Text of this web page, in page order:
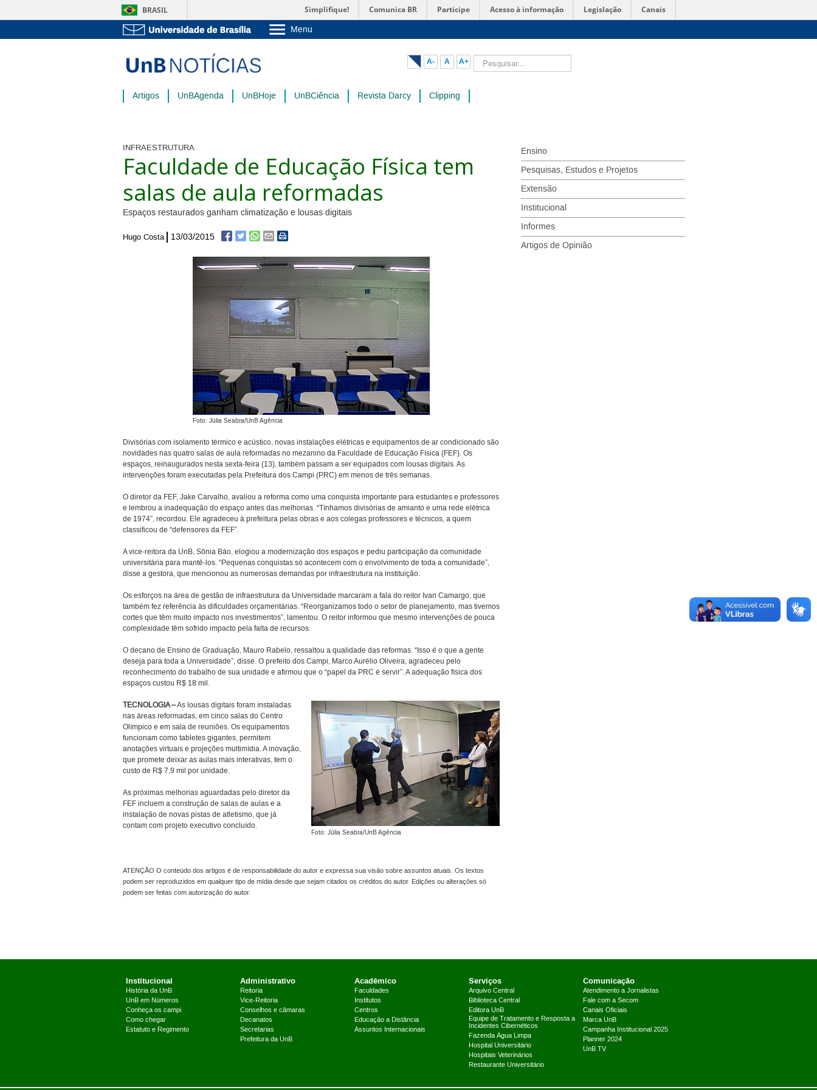
BRASIL Simplifique! Comunica BR Participe Acesso à informação Legislação Canais
Menu
Pós-Graduação
Administração
A- A A+ Pesquisar...
Artigos UnBAgenda UnBHoje UnBCiência Revista Darcy Clipping
INFRAESTRUTURA
Faculdade de Educação Física tem
salas de aula reformadas
Espaços restaurados ganham climatização e lousas digitais
Hugo Costa 13/03/2015
Foto: Júlia Seabra/UnB Agência
Divisórias com isolamento térmico e acústico, novas instalações elétricas e equipamentos de ar condicionado são
novidades nas quatro salas de aula reformadas no mezanino da Faculdade de Educação Física (FEF). Os
espaços, reinaugurados nesta sexta-feira (13), também passam a ser equipados com lousas digitais. As
intervenções foram executadas pela Prefeitura dos Campi (PRC) em menos de três semanas.
O diretor da FEF, Jake Carvalho, avaliou a reforma como uma conquista importante para estudantes e professores
e lembrou a inadequação do espaço antes das melhorias. “Tínhamos divisórias de amianto e uma rede elétrica
de 1974”, recordou. Ele agradeceu à prefeitura pelas obras e aos colegas professores e técnicos, a quem
classificou de “defensores da FEF”.
A vice-reitora da UnB, Sônia Báo, elogiou a modernização dos espaços e pediu participação da comunidade
universitária para mantê-los. “Pequenas conquistas só acontecem com o envolvimento de toda a comunidade”,
disse a gestora, que mencionou as numerosas demandas por infraestrutura na instituição.
Os esforços na área de gestão de infraestrutura da Universidade marcaram a fala do reitor Ivan Camargo, que
também fez referência às dificuldades orçamentárias. “Reorganizamos todo o setor de planejamento, mas tivemos
cortes que têm muito impacto nos investimentos”, lamentou. O reitor informou que mesmo intervenções de pouca
complexidade têm sofrido impacto pela falta de recursos.
O decano de Ensino de Graduação, Mauro Rabelo, ressaltou a qualidade das reformas. “Isso é o que a gente
deseja para toda a Universidade”, disse. O prefeito dos Campi, Marco Aurélio Oliveira, agradeceu pelo
reconhecimento do trabalho de sua unidade e afirmou que o “papel da PRC é servir”. A adequação física dos
espaços custou R$ 18 mil.
Foto: Júlia Seabra/UnB Agência
TECNOLOGIA –As lousas digitais foram instaladas
nas áreas reformadas, em cinco salas do Centro
Olímpico e em sala de reuniões. Os equipamentos
funcionam como tabletes gigantes, permitem
anotações virtuais e projeções multimídia. A inovação,
que promete deixar as aulas mais interativas, tem o
custo de R$ 7,9 mil por unidade.
As próximas melhorias aguardadas pelo diretor da
FEF incluem a construção de salas de aulas e a
instalação de novas pistas de atletismo, que já
contam com projeto executivo concluído.
ATENÇÃO O conteúdo dos artigos é de responsabilidade do autor e expressa sua visão sobre assuntos atuais. Os textos
podem ser reproduzidos em qualquer tipo de mídia desde que sejam citados os créditos do autor. Edições ou alterações só
podem ser feitas com autorização do autor.
Ensino
Pesquisas, Estudos e Projetos
Extensão
Institucional
Informes
Artigos de Opinião
Institucional
História da UnB
UnB em Números
Conheça os campi
Como chegar
Estatuto e Regimento
Administrativo
Reitoria
Vice-Reitoria
Conselhos e câmaras
Decanatos
Secretarias
Prefeitura da UnB
Acadêmico
Faculdades
Institutos
Centros
Educação a Distância
Assuntos Internacionais
Serviços
Arquivo Central
Biblioteca Central
Editora UnB
Equipe de Tratamento e Resposta a
Incidentes Cibernéticos
Fazenda Água Limpa
Hospital Universitário
Hospitais Veterinários
Restaurante Universitário
Comunicação
Atendimento a Jornalistas
Fale com a Secom
Canais Oficiais
Marca UnB
Campanha Institucional 2025
Planner 2024
UnB TV